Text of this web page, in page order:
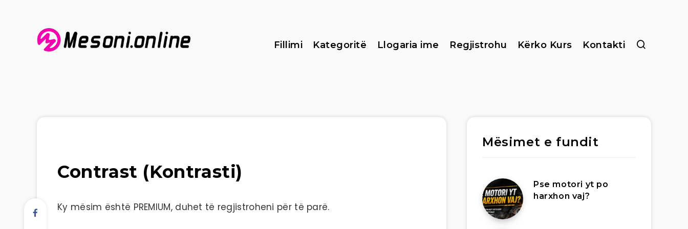
Fillimi Kategoritë Llogaria ime Regjistrohu Kërko Kurs Kontakti
Contrast (Kontrasti)
Ky mësim është PREMIUM, duhet të regjistroheni për të parë.
Mësimet e fundit
Pse motori yt po
harxhon vaj?